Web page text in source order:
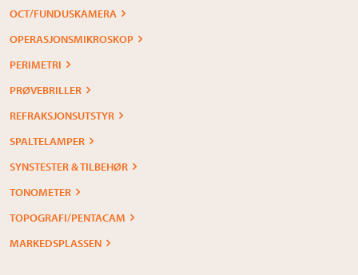
OCT/FUNDUSKAMERA
OPERASJONSMIKROSKOP
PERIMETRI
PRØVEBRILLER
REFRAKSJONSUTSTYR
SPALTELAMPER
SYNSTESTER & TILBEHØR
TONOMETER
TOPOGRAFI/PENTACAM
MARKEDSPLASSEN